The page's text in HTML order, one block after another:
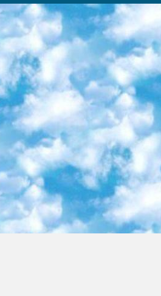
в PDF-формате. 4. ITMOcourses Онлайн-площадка Санкт-Петербургского национального исследовательского университета информационных технологий, механики и оптики (ИТМО). Ресурс предоставляет свободный доступ к курсам, разработанным в этом вузе. Каталог материалов разбит на четыре категории: «Оптические системы и технологии», «Приборостроение и робототехника», «Информационные технологии» и «Биотехнологии». Курсы состоят из видеолекций, интерактивных демонстраций и заданий. 5. «КиберЛенинка» Электронная научная библиотека открытого доступа. Каталог площадки регулярно обрастает текстами статей из различных научных изданий. Сгруппированные по журналам и рубрикам публикации можно читать онлайн или скачивать целиком в PDF-формате. Проект нацелен на популяризацию науки за счёт открытого доступа к качественной информации. 6. «ПостНаука» На этом ресурсе публикуют подборки видеолекций, составленные экспертами из разных отраслей и объединённые общими темами. Среди них, к примеру, есть серии «Биоинформатика и геномика», «Культура средневековой Скандинавии» и Cinema Studies о теории кино. Каждая подборка лекций — логически связанная история, рассказанная экспертом от первого лица. Кроме того, на сайте появляются научно-образовательные статьи и тесты на разные темы. 7. «Newочём» Команда проекта «Newочём» отбирает самые интересные тексты из англоязычных СМИ и переводит те из них, за которые голосуют участники сообщества «ВКонтакте». По большей части это научно-популярные статьи. Редакторы придумывают лишь заголовки, в остальном содержание переводов соответствует оригиналам. Полные тексты можно читать прямо в социальной сети. 8. InternetUrok Онлайн-база материалов по основным дисциплинам школьной программы. Информация на сайте структурирована по классам, предметам и темам (урокам). Каждый урок состоит из видеолекций и конспектов. Есть также интерактивные тренажёры и тесты для закрепления пройденного материала. Даже если вы давно окончили школу, возможность повторить программу старших классов всегда может пригодиться. 9. Edutainme Ещё один ресурс об образовании. В отличие от Newtonew, как мне кажется, Edutainme больше ориентируется на представителей индустрии: педагогов, предпринимателей, разработчиков образовательных проектов. Но и любой, кто просто стремится к саморазвитию, найдёт на сайте много полезного и интересного для себя. Например, информацию о новых курсах и образовательных сервисах. 10. Newtonew Онлайн-медиа об образовании и обучении в широком смысле. Авторы Newtonew пишут об инструментах, заведениях, тактиках и стратегиях, которые помогают учить других и получать новые знания самостоятельно. На этой площадке вы найдёте новости, обзоры, аналитические мат